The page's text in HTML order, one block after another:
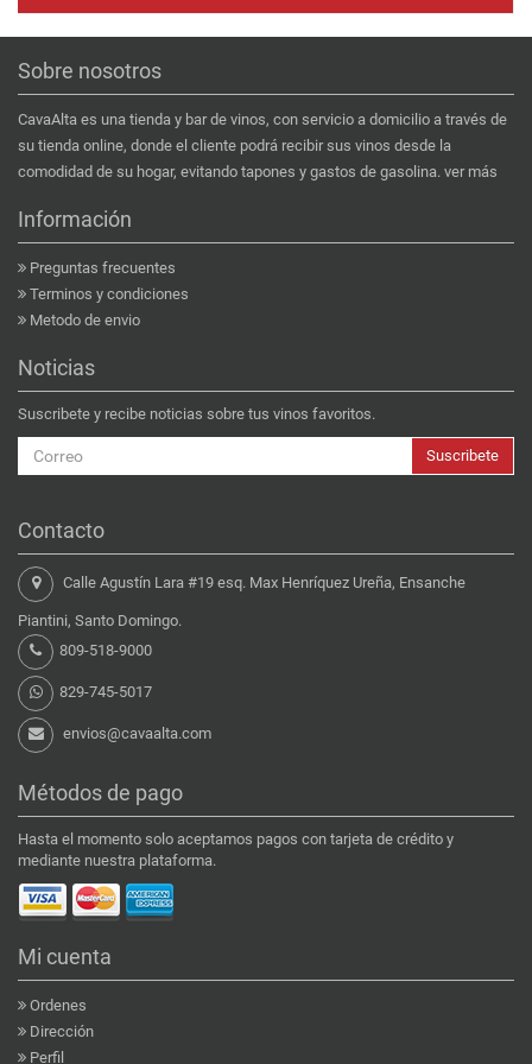
Sobre nosotros
CavaAlta es una tienda y bar de vinos, con servicio a domicilio a través de
su tienda online, donde el cliente podrá recibir sus vinos desde la
comodidad de su hogar, evitando tapones y gastos de gasolina. ver más
Información
Preguntas frecuentes
Terminos y condiciones
Metodo de envio
Noticias
Suscribete y recibe noticias sobre tus vinos favoritos.
Suscribete
Contacto
Calle Agustín Lara #19 esq. Max Henríquez Ureña, Ensanche
Piantini, Santo Domingo.
809-518-9000
829-745-5017
envios@cavaalta.com
Métodos de pago
Hasta el momento solo aceptamos pagos con tarjeta de crédito y
mediante nuestra plataforma.
Mi cuenta
Ordenes
Dirección
Perfil